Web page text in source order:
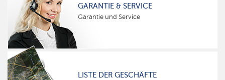
GARANTIE & SERVICE
Garantie und Service
LISTE DER GESCHÄFTE